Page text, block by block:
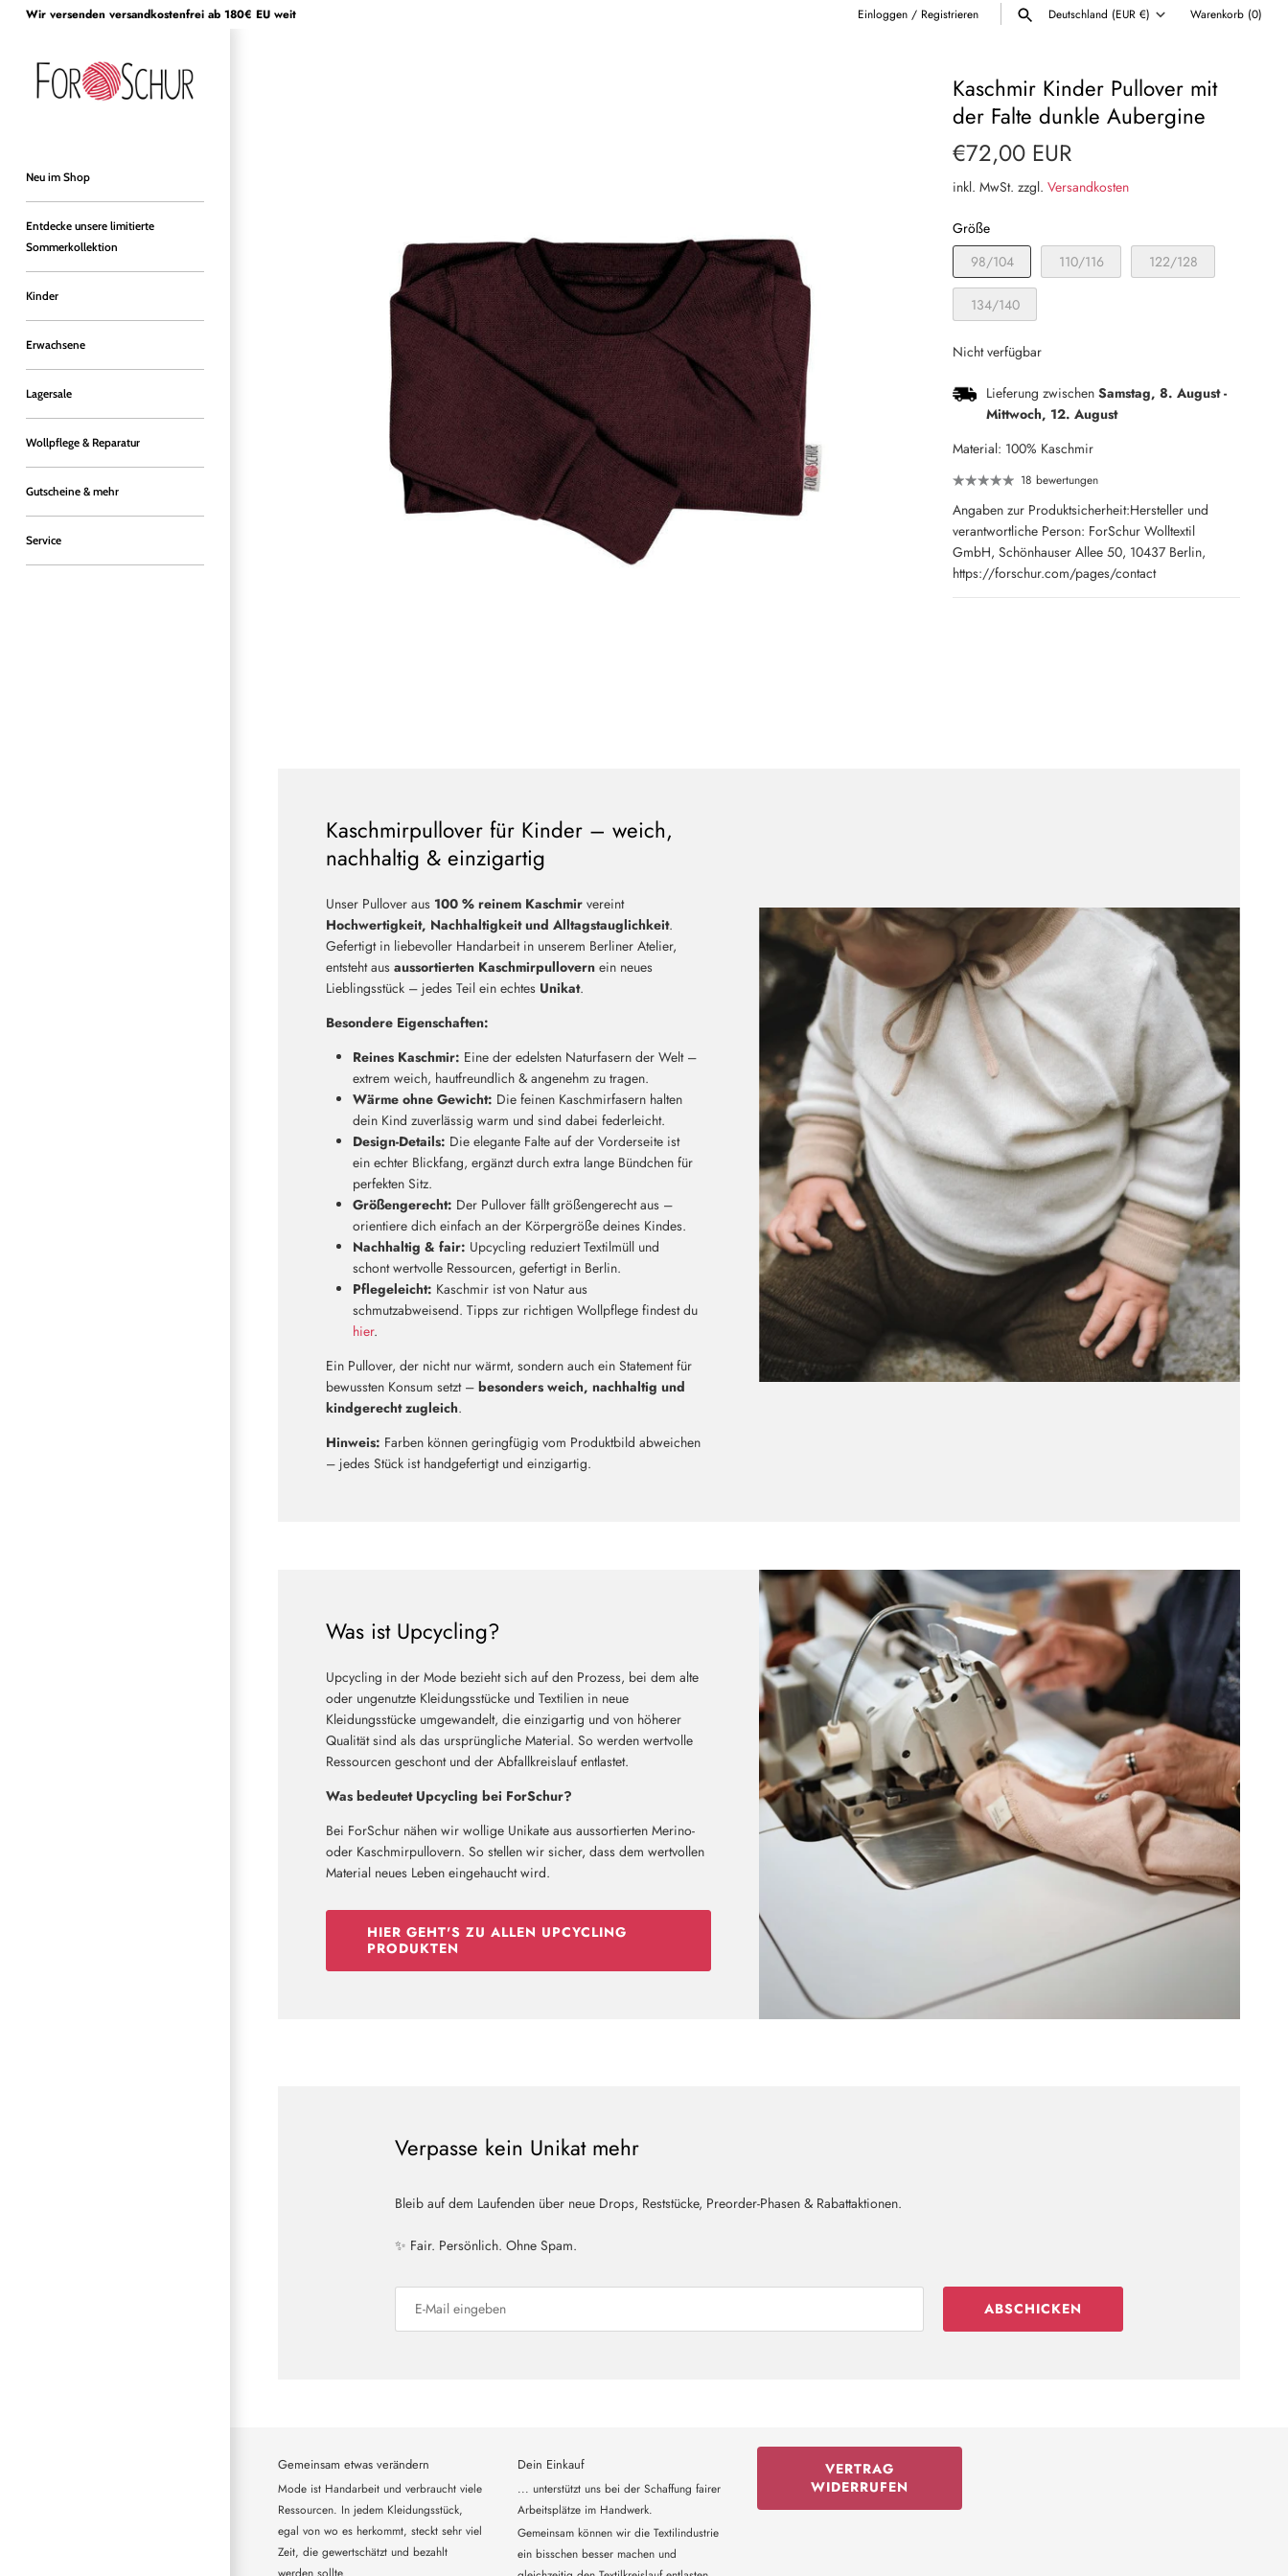
DirektWir versenden versandkostenfrei ab 180€ EU weit Einloggen / Registrieren Währung
Deutschland (EUR €) Warenkorb (0)
Neu im Shop
Entdecke unsere limitierte
Sommerkollektion
Kinder
Erwachsene
Lagersale
Wollpflege & Reparatur
Gutscheine & mehr
Service
Kaschmir Kinder Pullover mit
der Falte dunkle Aubergine
€72,00 EUR
inkl. MwSt. zzgl. Versandkosten
Größe
98/104
110/116 122/128
134/140
Nicht verfügbar
Lieferung zwischen Samstag, 8. August-
Mittwoch, 12. August
Material: 100% Kaschmir
18 bewertungen
Angaben zur Produktsicherheit:Hersteller und
verantwortliche Person: ForSchur Wolltextil
GmbH, Schönhauser Allee 50, 10437 Berlin,
https://forschur.com/pages/contact
Kaschmirpullover für Kinder – weich,
nachhaltig & einzigartig
Unser Pullover aus 100 % reinem Kaschmir vereint
Hochwertigkeit, Nachhaltigkeit und Alltagstauglichkeit.
Gefertigt in liebevoller Handarbeit in unserem Berliner Atelier,
entsteht aus aussortierten Kaschmirpullovern ein neues
Lieblingsstück – jedes Teil ein echtes Unikat.
Besondere Eigenschaften:
Reines Kaschmir: Eine der edelsten Naturfasern der Welt –
extrem weich, hautfreundlich & angenehm zu tragen.
Wärme ohne Gewicht: Die feinen Kaschmirfasern halten
dein Kind zuverlässig warm und sind dabei federleicht.
Design-Details: Die elegante Falte auf der Vorderseite ist
ein echter Blickfang, ergänzt durch extra lange Bündchen für
perfekten Sitz.
Größengerecht: Der Pullover fällt größengerecht aus –
orientiere dich einfach an der Körpergröße deines Kindes.
Nachhaltig & fair: Upcycling reduziert Textilmüll und
schont wertvolle Ressourcen, gefertigt in Berlin.
Pflegeleicht: Kaschmir ist von Natur aus
schmutzabweisend. Tipps zur richtigen Wollpflege findest du
hier.
Ein Pullover, der nicht nur wärmt, sondern auch ein Statement für
bewussten Konsum setzt – besonders weich, nachhaltig und
kindgerecht zugleich.
Hinweis: Farben können geringfügig vom Produktbild abweichen
– jedes Stück ist handgefertigt und einzigartig.
Was ist Upcycling?
Upcycling in der Mode bezieht sich auf den Prozess, bei dem alte
oder ungenutzte Kleidungsstücke und Textilien in neue
Kleidungsstücke umgewandelt, die einzigartig und von höherer
Qualität sind als das ursprüngliche Material. So werden wertvolle
Ressourcen geschont und der Abfallkreislauf entlastet.
Was bedeutet Upcycling bei ForSchur?
Bei ForSchur nähen wir wollige Unikate aus aussortierten Merino-
oder Kaschmirpullovern. So stellen wir sicher, dass dem wertvollen
Material neues Leben eingehaucht wird.
HIER GEHT'S ZU ALLEN UPCYCLING
PRODUKTEN
Verpasse kein Unikat mehr
Bleib auf dem Laufenden über neue Drops, Reststücke, Preorder-Phasen & Rabattaktionen.
✨ Fair. Persönlich. Ohne Spam.
ABSCHICKEN
Gemeinsam etwas verändern
Mode ist Handarbeit und verbraucht viele
Ressourcen. In jedem Kleidungsstück,
egal von wo es herkommt, steckt sehr viel
Zeit, die gewertschätzt und bezahlt
werden sollte.
Dein Einkauf
... unterstützt uns bei der Schaffung fairer
Arbeitsplätze im Handwerk.
Gemeinsam können wir die Textilindustrie
ein bisschen besser machen und
VERTRAG
WIDERRUFEN
Melde dich jetzt für unseren Newsletter an und erhalte einen 10%